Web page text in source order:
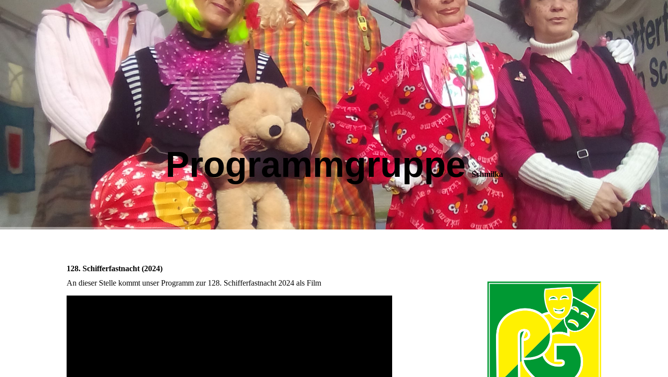
Programmgruppe Schmilka
128. Schifferfastnacht (2024)
An dieser Stelle kommt unser Programm zur 128. Schifferfastnacht 2024 als Film